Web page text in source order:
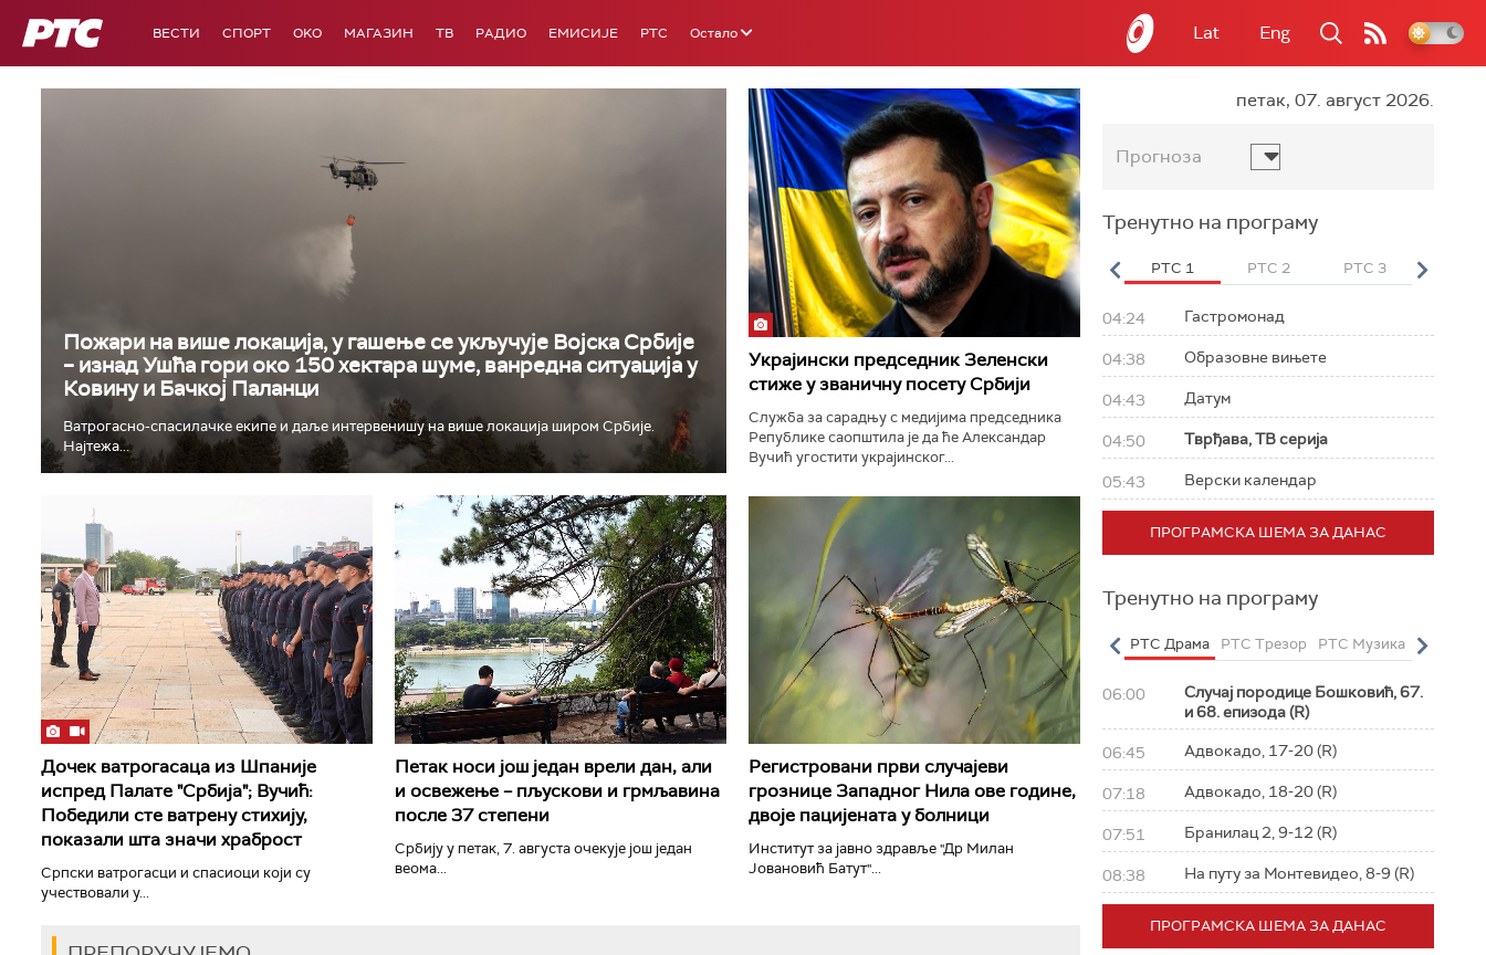
РТС ВЕСТИ СПОРТ OKO МАГАЗИН ТВ РАДИО ЕМИСИЈЕ РТС Остало Lat Eng
Пожари на више локација, у гашење се укључује Војска Србије
– изнад Ушћа гори око 150 хектара шуме, ванредна ситуација у
Ковину и Бачкој Паланци
Ватрогасно-спасилачке екипе и даље интервенишу на више локација широм Србије.
Најтежа...
Украјински председник Зеленски
стиже у званичну посету Србији
Служба за сарадњу с медијима председника
Републике саопштила је да ће Александар
Вучић угостити украјинског...
Дочек ватрогасаца из Шпаније
испред Палате "Србија"; Вучић:
Победили сте ватрену стихију,
показали шта значи храброст
Српски ватрогасци и спасиоци који су
учествовали у...
Петак носи још један врели дан, али
и освежење – пљускови и грмљавина
после 37 степени
Србију у петак, 7. августа очекује још један
веома...
Регистровани први случајеви
грознице Западног Нила ове године,
двоје пацијената у болници
Институт за јавно здравље "Др Милан
Јовановић Батут"...
петак, 07. август 2026.
Прогноза
Тренутно на програму
РТС 3 РТС Свет РТС HD РТС 1 РТС 2 РТС 3 РТС
04:24 Гастромонад
04:38 Образовне вињете
04:43 Датум
04:50 Тврђава, ТВ серија
05:43 Верски календар
ПРОГРАМСКА ШЕМА ЗА ДАНАС
Тренутно на програму
РТС Класика РТС Коло РТС Полетарац РТС Драма РТС Трезор РТС Музика РТС
06:00
Случај породице Бошковић, 67.
и 68. епизода (R)
06:45 Адвокадо, 17-20 (R)
07:18 Адвокадо, 18-20 (R)
07:51 Бранилац 2, 9-12 (R)
08:38 На путу за Монтевидео, 8-9 (R)
ПРОГРАМСКА ШЕМА ЗА ДАНАС